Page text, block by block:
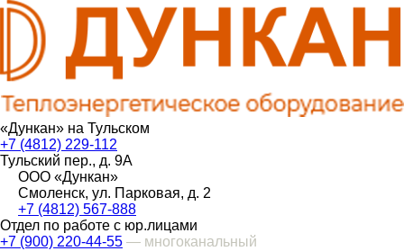
«Дункан» на Тульском
+7 (4812) 229-112
Тульский пер., д. 9А
ООО «Дункан»
Смоленск, ул. Парковая, д. 2
+7 (4812) 567-888
Отдел по работе с юр.лицами
+7 (900) 220-44-55 — многоканальный